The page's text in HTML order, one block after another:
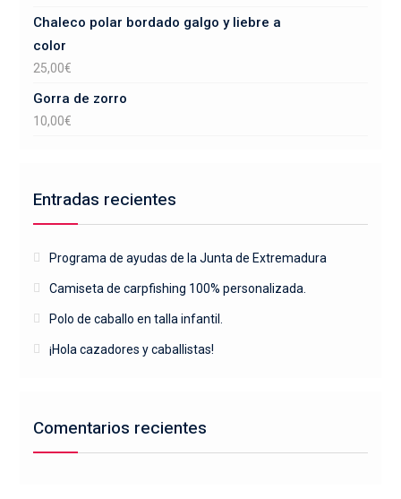
Chaleco polar bordado galgo y liebre a
color
25,00€
Gorra de zorro
10,00€
Entradas recientes
Programa de ayudas de la Junta de Extremadura
Camiseta de carpfishing 100% personalizada.
Polo de caballo en talla infantil.
¡Hola cazadores y caballistas!
Comentarios recientes